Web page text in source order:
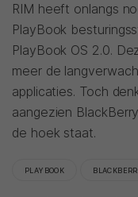
RIM heeft onlangs
PlayBook
PlayBook OS 2.0.
meer de
applicaties. Toch
aangezien
de hoek staat.
PLAYBOOK